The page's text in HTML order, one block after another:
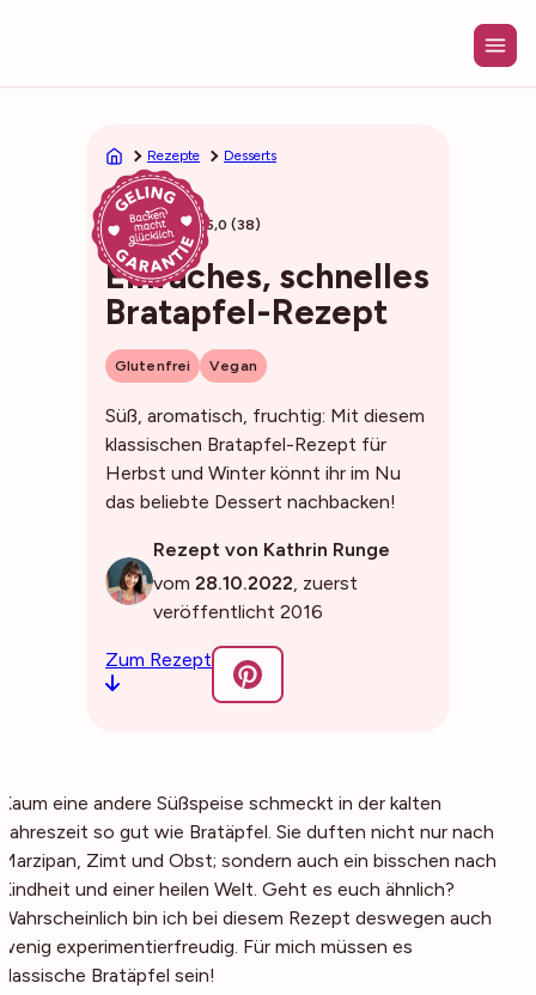
Rezepte Desserts
55min 5,0 (38)
Einfaches, schnelles
Bratapfel-Rezept
Glutenfrei Vegan
Süß, aromatisch, fruchtig: Mit diesem
klassischen Bratapfel-Rezept für
Herbst und Winter könnt ihr im Nu
das beliebte Dessert nachbacken!
Rezept von Kathrin Runge
vom 28.10.2022, zuerst
veröffentlicht 2016
Zum Rezept
Kaum eine andere Süßspeise schmeckt in der kalten
Jahreszeit so gut wie Bratäpfel. Sie duften nicht nur nach
Marzipan, Zimt und Obst; sondern auch ein bisschen nach
Kindheit und einer heilen Welt. Geht es euch ähnlich?
Wahrscheinlich bin ich bei diesem Rezept deswegen auch
wenig experimentierfreudig. Für mich müssen es
klassische Bratäpfel sein!